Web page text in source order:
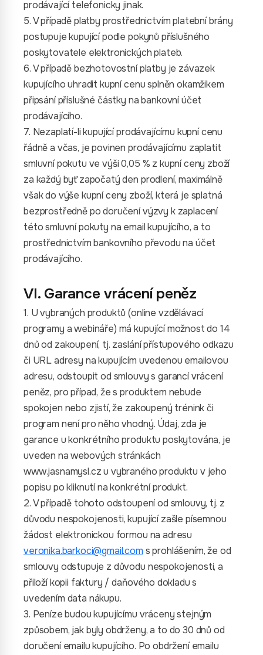
prodávající telefonicky jinak.
5. V případě platby prostřednictvím platební brány
postupuje kupující podle pokynů příslušného
poskytovatele elektronických plateb.
6. V případě bezhotovostní platby je závazek
kupujícího uhradit kupní cenu splněn okamžikem
připsání příslušné částky na bankovní účet
prodávajícího.
7. Nezaplatí-li kupující prodávajícímu kupní cenu
řádně a včas, je povinen prodávajícímu zaplatit
smluvní pokutu ve výši 0,05 % z kupní ceny zboží
za každý byť započatý den prodlení, maximálně
však do výše kupní ceny zboží, která je splatná
bezprostředně po doručení výzvy k zaplacení
této smluvní pokuty na email kupujícího, a to
prostřednictvím bankovního převodu na účet
prodávajícího.
VI. Garance vrácení peněz
1. U vybraných produktů (online vzdělávací
programy a webináře) má kupující možnost do 14
dnů od zakoupení, tj. zaslání přístupového odkazu
či URL adresy na kupujícím uvedenou emailovou
adresu, odstoupit od smlouvy s garancí vrácení
peněz, pro případ, že s produktem nebude
spokojen nebo zjistí, že zakoupený trénink či
program není pro něho vhodný. Údaj, zda je
garance u konkrétního produktu poskytována, je
uveden na webových stránkách
www.jasnamysl.cz u vybraného produktu v jeho
popisu po kliknutí na konkrétní produkt.
2. V případě tohoto odstoupení od smlouvy, tj. z
důvodu nespokojenosti, kupující zašle písemnou
žádost elektronickou formou na adresu
veronika.barkoci@gmail.com s prohlášením, že od
smlouvy odstupuje z důvodu nespokojenosti, a
přiloží kopii faktury / daňového dokladu s
uvedením data nákupu.
3. Peníze budou kupujícímu vráceny stejným
způsobem, jak byly obdrženy, a to do 30 dnů od
doručení emailu kupujícího. Po obdržení emailu